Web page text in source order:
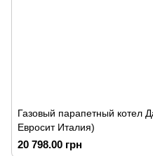
Газовый парапетный котел
Евросит Италия)
20 798.00 грн